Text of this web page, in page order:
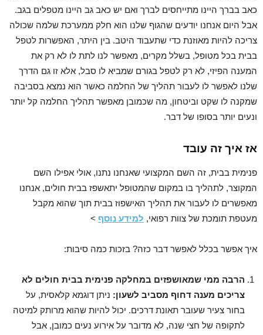
כאב בברך היינו מתייחסים לברך ואם יש כאב גב היינו מטפלים בגב.
אבל היום אנחנו יודעים שהגוף שלנו הוא חלק ממערכת שלמה שכולה
צריכה להיות מאוזנת כדי שתעבוד היטב. בין היתר, האפשרות לטפל
בבית בכל מטופל, בשלל מקרים, מאפשר לנו לתת לו לא רק את
המענה הפיזי, לא רק לטפל בגורם שמביא לו סבל, אלא זו גם הדרך
שלנו לאפשר לו לעבור תהליך של החלמה כאשר הוא נמצא בסביבה
שמקנה לו שקט וביטחון, מה שכמובן מאפשר תהליך החלמה קל יותר
ונעים יותר בסופו של דבר.
אז איך זה עובד
פנימית בבית, זה השם המקצועי שאנחנו נתנו, אולי אפילו השם
המקוצר, לתהליך בו במקום שהמטופל יתאשפז בבית חולים, אנחנו
מאפשרים לו לעבור את תהליך האישפוז בבית תוך שהוא מקבל
מעטפת תומכת של צוות רפואי, למידע נוסף >
איך אפשר בכלל לאפשר דבר כזה? בזכות כמה סיבות:
הרבה ממי שמאושפזים במחלקה פנימית בבית חולים לא
צריכים מענה דחוף מסביב לשעון: ניתן דוגמא קלאסית, על
בחור צעיר שעובר תאונת דרכים. יכול להיות שהוא מרותק למיטה
לתקופה של חצי שנה, לא מדובר על אירוע נעים כמובן, אבל